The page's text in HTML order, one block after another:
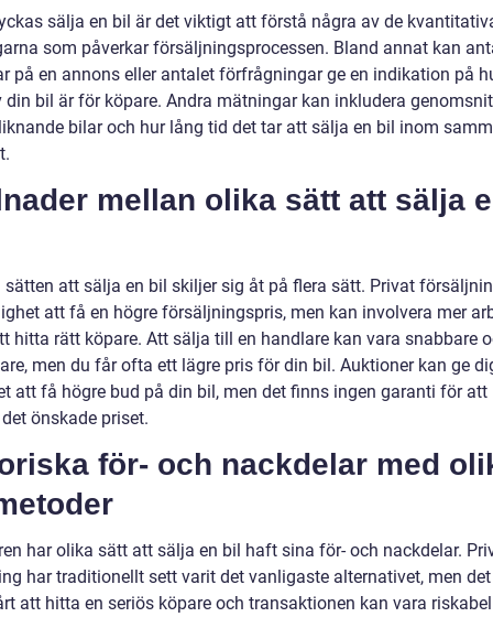
sälja en bil är det viktigt att förstå några av de
som påverkar försäljningsprocessen. Bland annat kan
på en annons eller antalet förfrågningar ge en indikation på
din bil är för köpare. Andra mätningar kan inkludera
bilar och hur lång tid det tar att sälja en bil inom
mellan olika sätt att sälja
sätten att sälja en bil skiljer sig åt på flera sätt. Privat
att få en högre försäljningspris, men kan involvera mer
hitta rätt köpare. Att sälja till en handlare kan vara snabbare
men du får ofta ett lägre pris för din bil. Auktioner kan ge
att få högre bud på din bil, men det finns ingen garanti för att
önskade priset.
för- och nackdelar med
har olika sätt att sälja en bil haft sina för- och nackdelar.
har traditionellt sett varit det vanligaste alternativet, men
att hitta en seriös köpare och transaktionen kan vara